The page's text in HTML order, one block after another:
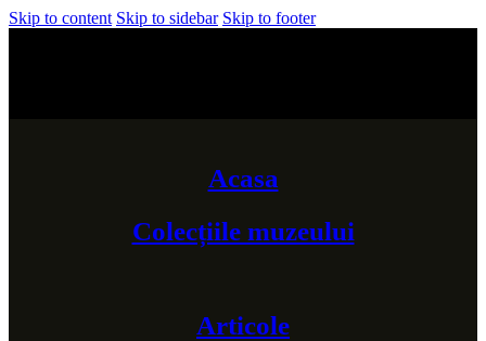
Skip to content Skip to sidebar Skip to footer
Acasa
Colecțiile muzeului
Articole